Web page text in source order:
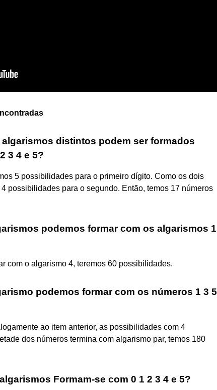
distintos podem ser formados
3 4 e 5?
5 possibilidades para o primeiro dígito. Como os dois
possibilidades para o segundo. Então, temos 17 números
podemos formar com os algarismos 1
com o algarismo 4, teremos 60 possibilidades.
podemos formar com os números 1 3 5
ao item anterior, as possibilidades com 4
dos números termina com algarismo par, temos 180
Formam-se com 0 1 2 3 4 e 5?